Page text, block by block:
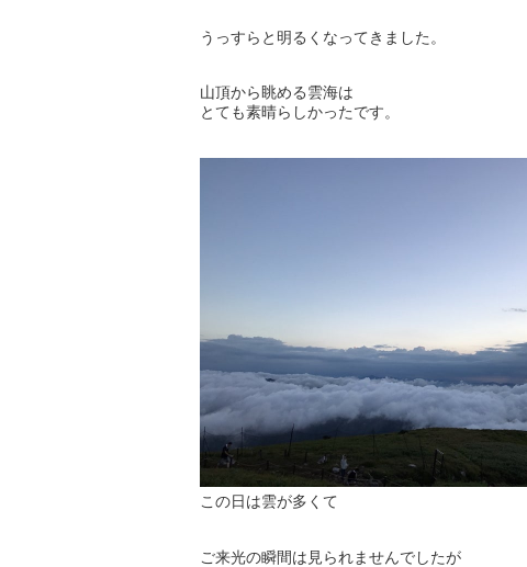
うっすらと明るくなってきました。
山頂から眺める雲海は
とても素晴らしかったです。
この日は雲が多くて
ご来光の瞬間は見られませんでしたが